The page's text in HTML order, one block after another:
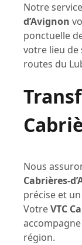
Notre
d’Avignon
ponctuelle
votre lieu de
routes du
Nous
Cabrières-
précise et
VotreVTC
région.